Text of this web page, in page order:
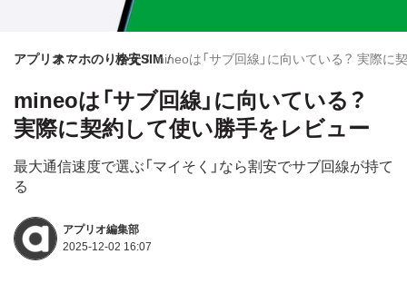
アプリオスマホのりかえ
格安SIMmineoは「サブ回線」に向いている？ 実際
mineoは「サブ回線」に向いている？
実際に契約して使い勝手をレビュー
最大通信速度で選ぶ「マイそく」なら割安でサブ回線が持て
る
アプリオ編集部
2025-12-02 16:07